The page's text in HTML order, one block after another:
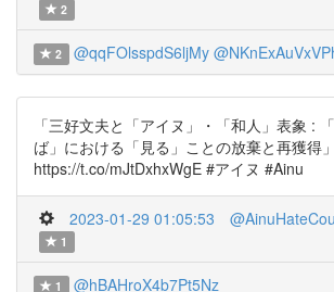
2
2 @qqFOlsspdS6ljMy
「三好文夫と「アイヌ」・「和人」表象 :
ば」における「見る」ことの放棄と再獲得」
https://t.co/mJtDxhxWgE #アイヌ #Ainu
2023-01-29 01:05:53
1
1 @hBAHroX4b7Pt5Nz